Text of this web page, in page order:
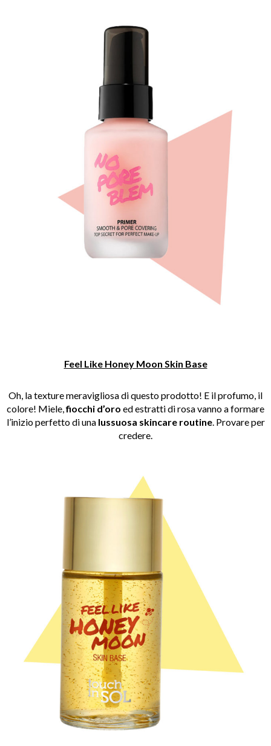
Feel Like Honey Moon Skin Base
Oh, la texture meravigliosa di questo prodotto! E il profumo, il
colore! Miele,fiocchi d’oro ed estratti di rosa vanno a formare
l’inizio perfetto di una lussuosa skincare routine. Provare per
credere.